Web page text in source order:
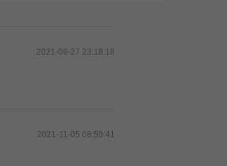
2021-08-27 23:18:18
2021-11-05 08:59:41